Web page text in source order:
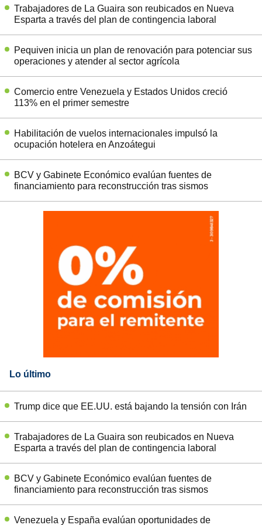
Trabajadores de La Guaira son reubicados en Nueva
Esparta a través del plan de contingencia laboral
Pequiven inicia un plan de renovación para potenciar sus
operaciones y atender al sector agrícola
Comercio entre Venezuela y Estados Unidos creció
113% en el primer semestre
Habilitación de vuelos internacionales impulsó la
ocupación hotelera en Anzoátegui
BCV y Gabinete Económico evalúan fuentes de
financiamiento para reconstrucción tras sismos
Lo último
Trump dice que EE.UU. está bajando la tensión con Irán
Trabajadores de La Guaira son reubicados en Nueva
Esparta a través del plan de contingencia laboral
BCV y Gabinete Económico evalúan fuentes de
financiamiento para reconstrucción tras sismos
Venezuela y España evalúan oportunidades de